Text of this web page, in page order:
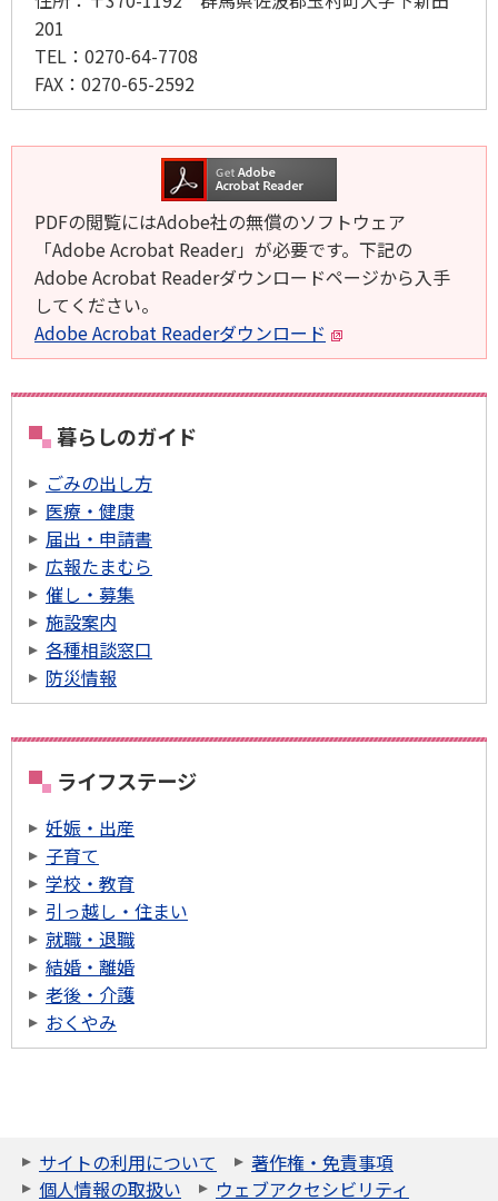
201
TEL： 0270-64-7708
FAX： 0270-65-2592
PDFの閲覧にはAdobe社の無償のソフトウェア
「Adobe Acrobat Reader」が必要です。下記の
Adobe Acrobat Readerダウンロードページから入手
してください。
Adobe Acrobat Readerダウンロード
暮らしのガイド
ごみの出し方
医療・健康
届出・申請書
広報たまむら
催し・募集
施設案内
各種相談窓口
防災情報
ライフステージ
妊娠・出産
子育て
学校・教育
引っ越し・住まい
就職・退職
結婚・離婚
老後・介護
おくやみ
サイトの利用について
著作権・免責事項
個人情報の取扱い
ウェブアクセシビリティ